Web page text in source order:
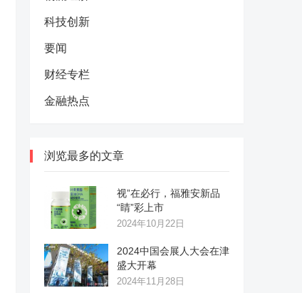
科技创新
要闻
财经专栏
金融热点
浏览最多的文章
视”在必行，福雅安新品
“睛”彩上市
2024年10月22日
2024中国会展人大会在津
盛大开幕
2024年11月28日